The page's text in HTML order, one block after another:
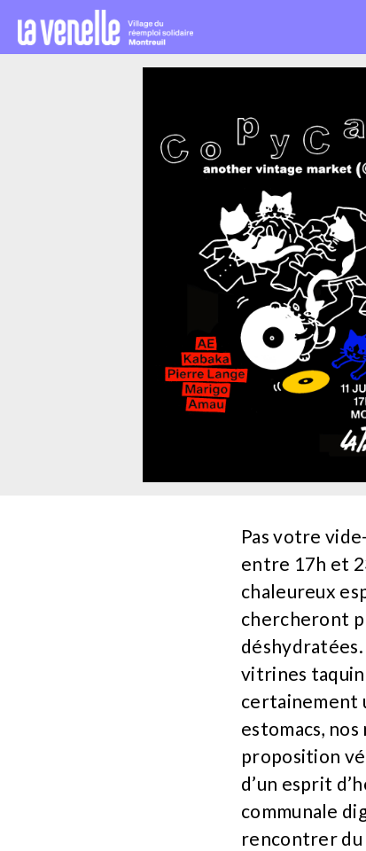
Pas votre
entre 17h et
chaleureux
chercheront
vitrines
certainement
estomacs,
proposition
d’un esprit
communale
rencontrer du